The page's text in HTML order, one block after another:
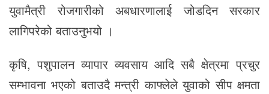
युवामैत्री रोजगारीको अबधारणालाई जोडदिन सरकार
लागिपरेको बताउनुभयो ।
कृषि, पशुपालन व्यापार व्यवसाय आदि सबै क्षेत्रमा प्रचुर
सम्भावना भएको बताउदै मन्त्री काफ्लेले युवाको सीप क्षमता